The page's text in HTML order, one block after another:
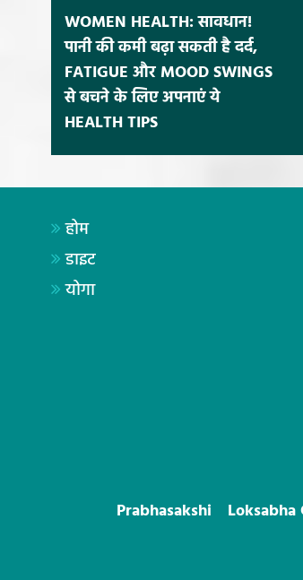
WOMEN HEALTH: सावधान!
पानी की कमी बढ़ा सकती है दर्द,
FATIGUE और MOOD SWINGS
से बचने के लिए अपनाएं ये
HEALTH TIPS
होम
डाइट
योगा
Prabhasakshi Loksabha